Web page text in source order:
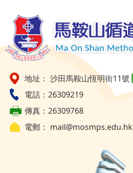
地址： 沙田馬鞍山恆明街11號
電話：26309219
傳真：26309768
電郵： mail@mosmps.edu.hk